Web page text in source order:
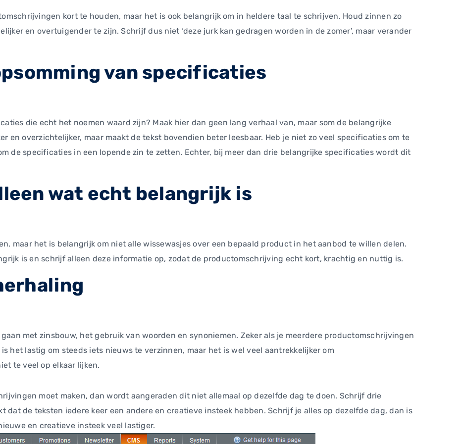
kort te houden, maar het is ook belangrijk om in heldere taal te schrijven. Houd zinnen zo
en overtuigender te zijn. Schrijf dus niet ‘deze jurk kan gedragen worden in de zomer’, maar verander
van specificaties
die echt het noemen waard zijn? Maak hier dan geen lang verhaal van, maar som de belangrijke
en overzichtelijker, maar maakt de tekst bovendien beter leesbaar. Heb je niet zo veel specificaties om te
de specificaties in een lopende zin te zetten. Echter, bij meer dan drie belangrijke specificaties wordt dit
wat echt belangrijk is
maar het is belangrijk om niet alle wissewasjes over een bepaald product in het aanbod te willen delen.
is en schrijf alleen deze informatie op, zodat de productomschrijving echt kort, krachtig en nuttig is.
met zinsbouw, het gebruik van woorden en synoniemen. Zeker als je meerdere productomschrijvingen
het lastig om steeds iets nieuws te verzinnen, maar het is wel veel aantrekkelijker om
te veel op elkaar lijken.
moet maken, dan wordt aangeraden dit niet allemaal op dezelfde dag te doen. Schrijf drie
dat de teksten iedere keer een andere en creatieve insteek hebben. Schrijf je alles op dezelfde dag, dan is
en creatieve insteek veel lastiger.